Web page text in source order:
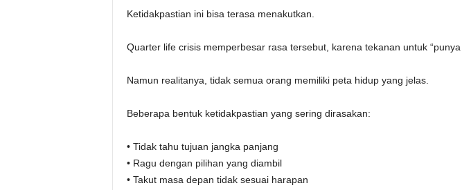
Ketidakpastian ini bisa terasa menakutkan.
Quarter life crisis memperbesar rasa tersebut, karena tekanan untuk “punya
Namun realitanya, tidak semua orang memiliki peta hidup yang jelas.
Beberapa bentuk ketidakpastian yang sering dirasakan:
• Tidak tahu tujuan jangka panjang
• Ragu dengan pilihan yang diambil
• Takut masa depan tidak sesuai harapan